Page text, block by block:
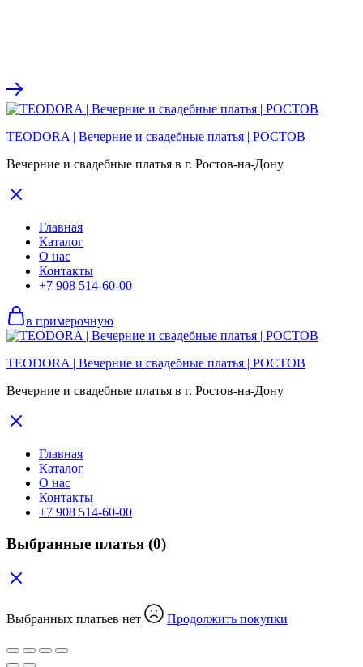
TEODORA | Вечерние и свадебные платья | РОСТОВ
Вечерние и свадебные платья в г. Ростов-на-Дону
Главная
Каталог
О нас
Контакты
+7 908 514-60-00
в примерочную
TEODORA | Вечерние и свадебные платья | РОСТОВ
Вечерние и свадебные платья в г. Ростов-на-Дону
Главная
Каталог
О нас
Контакты
+7 908 514-60-00
Выбранные платья (0)
Выбранных платьев нет Продолжить покупки